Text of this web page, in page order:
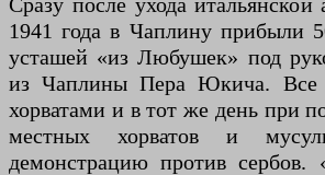
1941 года в Чаплину прибыли
усташей «из Любушек» под
из Чаплины Пера Юкича.
хорватами и в тот же день при
местных хорватов и
демонстрацию против